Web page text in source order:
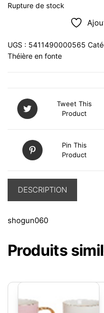
Rupture de stock
UGS : 5411490000565
Théière en fonte
Tweet This
Product
Pin This
Product
DESCRIPTION
shogun060
Produits